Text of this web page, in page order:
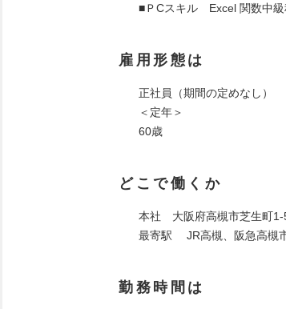
■ＰCスキル Excel 関数中級
雇用形態は
正社員（期間の定めなし）
＜定年＞
60歳
どこで働くか
本社 大阪府高槻市芝生町1-
最寄駅 JR高槻、阪急高槻
勤務時間は